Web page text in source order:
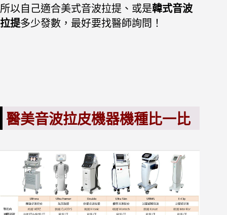
所以自己適合美式音波拉提、或是韓式音波
拉提多少發數，最好要找醫師詢問！
醫美音波拉皮機器機種比一比